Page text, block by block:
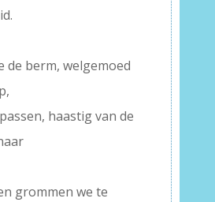
de berm, welgemoed
haastig van de
grommen we te